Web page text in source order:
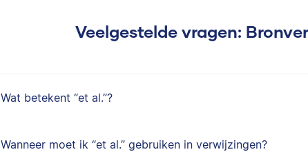
Veelgestelde vragen:
Wat betekent “et al.”?
Wanneer moet ik “et al.” gebruiken in verwijzingen?